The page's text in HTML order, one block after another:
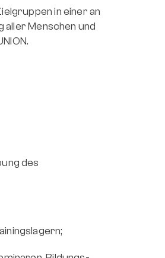
in einer an
Menschen und
des